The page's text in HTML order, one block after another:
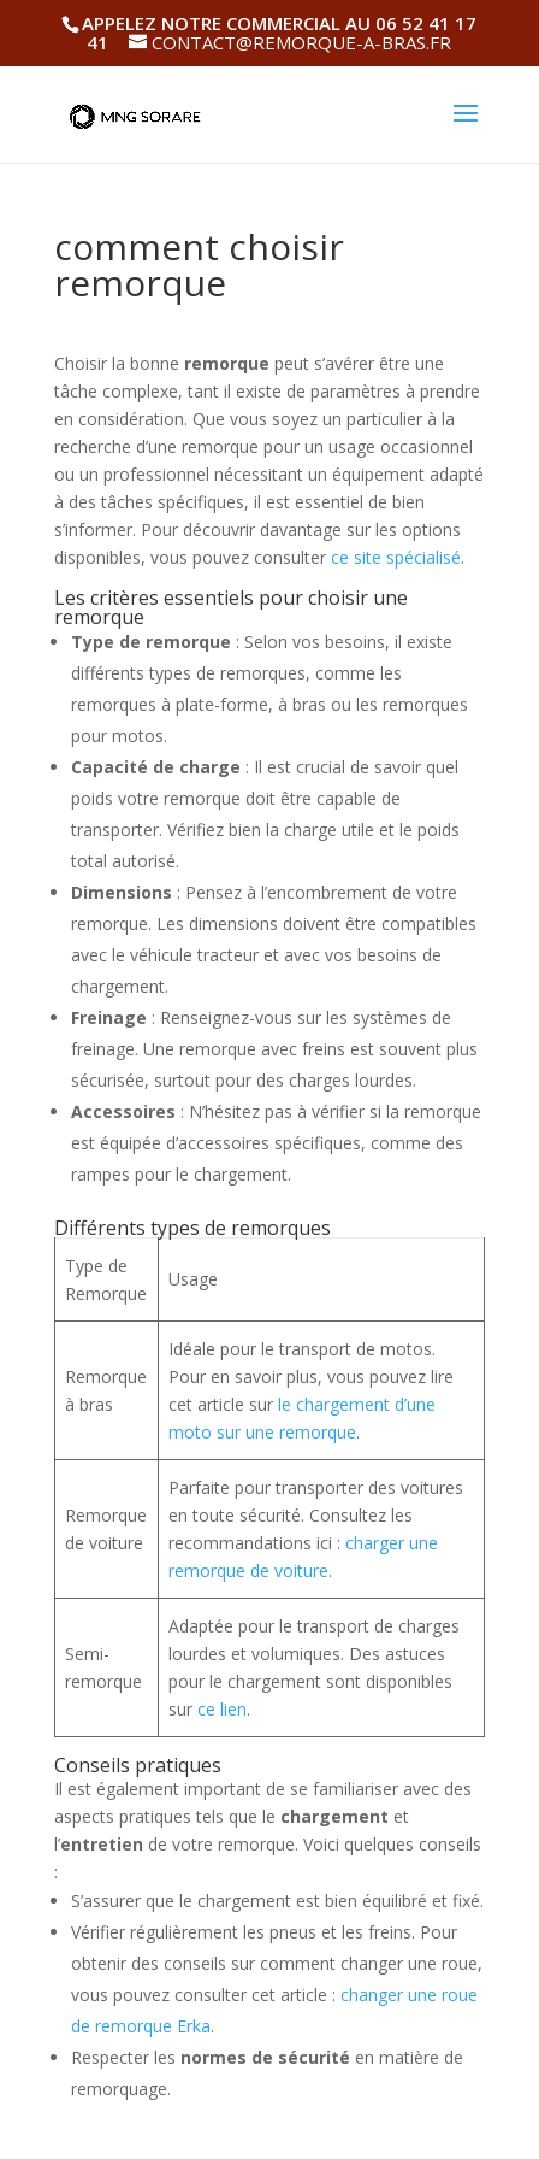
APPELEZ NOTRE COMMERCIAL AU 06 52 41 17
41
CONTACT@REMORQUE-A-BRAS.FR
comment choisir
remorque
Choisir la bonne remorque peut s’avérer être une
tâche complexe, tant il existe de paramètres à prendre
en considération. Que vous soyez un particulier à la
recherche d’une remorque pour un usage occasionnel
ou un professionnel nécessitant un équipement adapté
à des tâches spécifiques, il est essentiel de bien
s’informer. Pour découvrir davantage sur les options
disponibles, vous pouvez consulter ce site spécialisé.
Les critères essentiels pour choisir une
remorque
Type de remorque : Selon vos besoins, il existe
différents types de remorques, comme les
remorques à plate-forme, à bras ou les remorques
pour motos.
Capacité de charge : Il est crucial de savoir quel
poids votre remorque doit être capable de
transporter. Vérifiez bien la charge utile et le poids
total autorisé.
Dimensions : Pensez à l’encombrement de votre
remorque. Les dimensions doivent être compatibles
avec le véhicule tracteur et avec vos besoins de
chargement.
Freinage : Renseignez-vous sur les systèmes de
freinage. Une remorque avec freins est souvent plus
sécurisée, surtout pour des charges lourdes.
Accessoires : N’hésitez pas à vérifier si la remorque
est équipée d’accessoires spécifiques, comme des
rampes pour le chargement.
Différents types de remorques
Type de
Remorque
Usage
Remorque
à bras
Idéale pour le transport de motos.
Pour en savoir plus, vous pouvez lire
cet article sur le chargement d’une
moto sur une remorque.
Remorque
de voiture
Parfaite pour transporter des voitures
en toute sécurité. Consultez les
recommandations ici : charger une
remorque de voiture.
Semi-
remorque
Adaptée pour le transport de charges
lourdes et volumiques. Des astuces
pour le chargement sont disponibles
sur ce lien.
Conseils pratiques
Il est également important de se familiariser avec des
aspects pratiques tels que le chargement et
l’entretien de votre remorque. Voici quelques conseils
:
S’assurer que le chargement est bien équilibré et fixé.
Vérifier régulièrement les pneus et les freins. Pour
obtenir des conseils sur comment changer une roue,
vous pouvez consulter cet article : changer une roue
de remorque Erka.
Respecter les normes de sécurité en matière de
remorquage.